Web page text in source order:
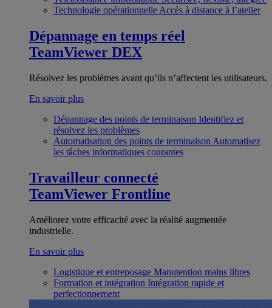
Technologie opérationnelle Accès à distance à l’atelier
Dépannage en temps réel
TeamViewer DEX
Résolvez les problèmes avant qu’ils n’affectent les utilisateurs.
En savoir plus
Dépannage des points de terminaison Identifiez et
résolvez les problèmes
Automatisation des points de terminaison Automatisez
les tâches informatiques courantes
Travailleur connecté
TeamViewer Frontline
Améliorez votre efficacité avec la réalité augmentée
industrielle.
En savoir plus
Logistique et entreposage Manutention mains libres
Formation et intégration Intégration rapide et
perfectionnement